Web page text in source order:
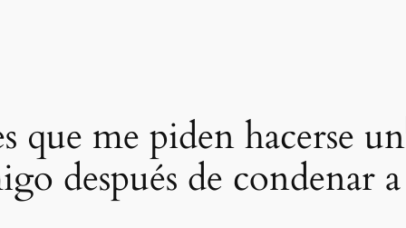
que me piden hacerse un
después de condenar a